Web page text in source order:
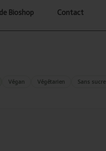
Bioshop Contact
Végan Végétarien
Sans sucre